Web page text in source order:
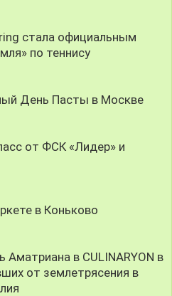
стала официальным
по теннису
День Пасты в Москве
от ФСК «Лидер» и
в Коньково
Аматриана в CULINARYON в
от землетрясения в